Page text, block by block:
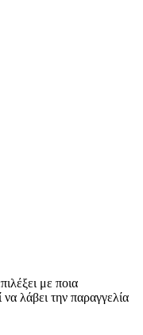
με ποια
λάβει την παραγγελία